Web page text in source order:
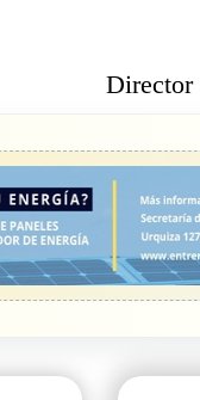
Director